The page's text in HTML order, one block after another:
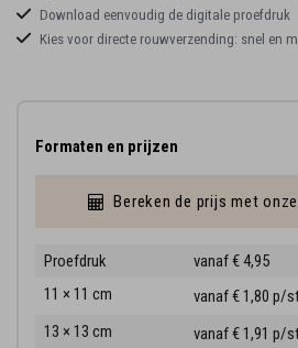
Download eenvoudig de digitale proefdruk
Kies voor directe rouwverzending: snel en
Formaten en prijzen
Bereken de prijs met
Proefdruk
vanaf € 4,95
11 × 11 cm
vanaf € 1,80 p/
13 × 13 cm
vanaf € 1,91 p/